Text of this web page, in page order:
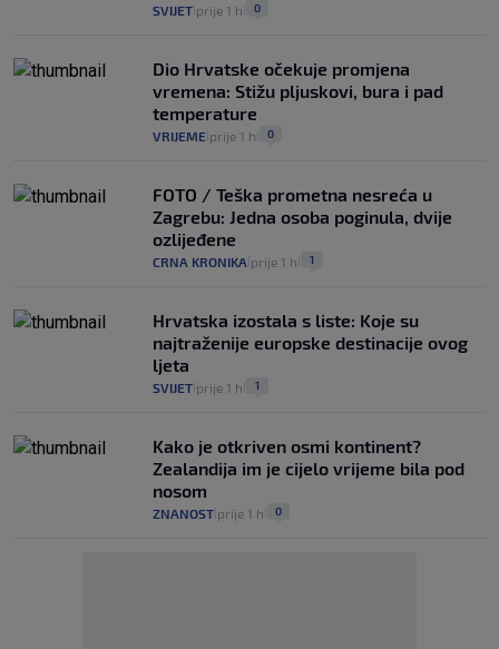
SVIJET prije 1 h 0
Dio Hrvatske očekuje promjena
vremena: Stižu pljuskovi, bura i pad
temperature
VRIJEME prije 1 h 0
FOTO / Teška prometna nesreća u
Zagrebu: Jedna osoba poginula, dvije
ozlijeđene
CRNA KRONIKA prije 1 h 1
Hrvatska izostala s liste: Koje su
najtraženije europske destinacije ovog
ljeta
SVIJET prije 1 h 1
Kako je otkriven osmi kontinent?
Zealandija im je cijelo vrijeme bila pod
nosom
ZNANOST prije 1 h 0